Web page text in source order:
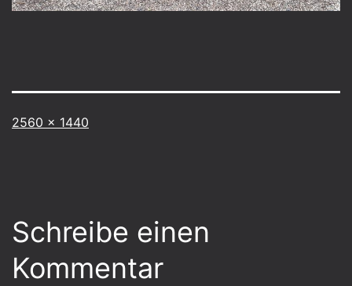
Vollständige
2560 × 1440
Schreibe einen
Kommentar